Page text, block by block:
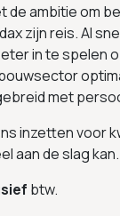
de ambitie om
zijn reis. Al
in te spelen
met
inzetten voor
aan de slag kan.
btw.